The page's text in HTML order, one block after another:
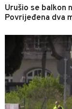
Urušio se balkon
Povrijeđena dva